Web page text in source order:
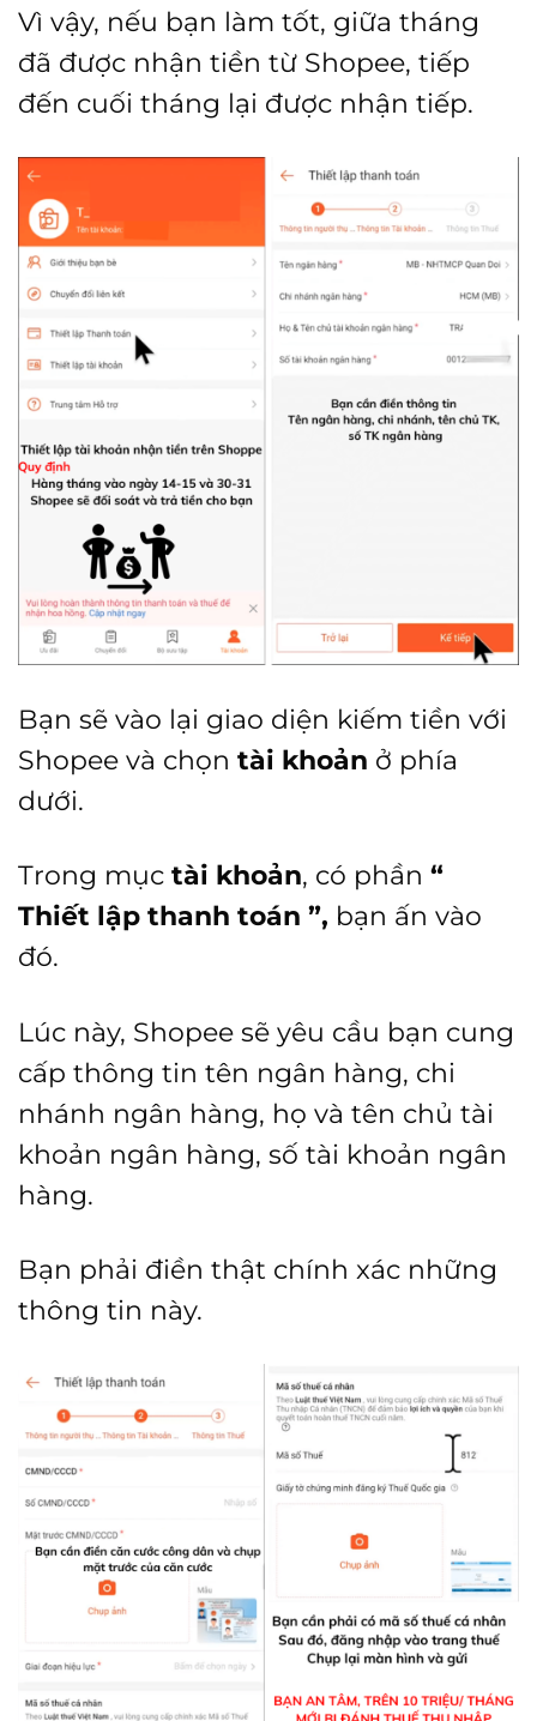
Vì vậy, nếu bạn làm tốt, giữa tháng
đã được nhận tiền từ Shopee, tiếp
đến cuối tháng lại được nhận tiếp.
Bạn sẽ vào lại giao diện kiếm tiền với
Shopee và chọn tài khoản ở phía
dưới.
Trong mục tài khoản, có phần “
Thiết lập thanh toán ”, bạn ấn vào
đó.
Lúc này, Shopee sẽ yêu cầu bạn cung
cấp thông tin tên ngân hàng, chi
nhánh ngân hàng, họ và tên chủ tài
khoản ngân hàng, số tài khoản ngân
hàng.
Bạn phải điền thật chính xác những
thông tin này.